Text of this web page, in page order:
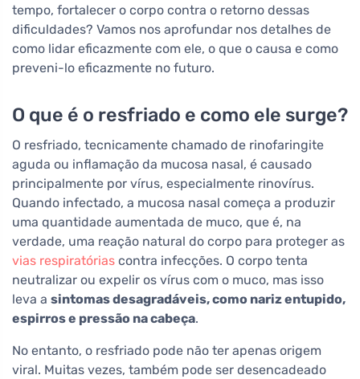
tempo, fortalecer o corpo contra o retorno dessas
dificuldades? Vamos nos aprofundar nos detalhes de
como lidar eficazmente com ele, o que o causa e como
preveni-lo eficazmente no futuro.
O que é o resfriado e como ele surge?
O resfriado, tecnicamente chamado de rinofaringite
aguda ou inflamação da mucosa nasal, é causado
principalmente por vírus, especialmente rinovírus.
Quando infectado, a mucosa nasal começa a produzir
uma quantidade aumentada de muco, que é, na
verdade, uma reação natural do corpo para proteger as
vias respiratórias contra infecções. O corpo tenta
neutralizar ou expelir os vírus com o muco, mas isso
leva a sintomas desagradáveis, como nariz entupido,
espirros e pressão na cabeça.
No entanto, o resfriado pode não ter apenas origem
viral. Muitas vezes, também pode ser desencadeado